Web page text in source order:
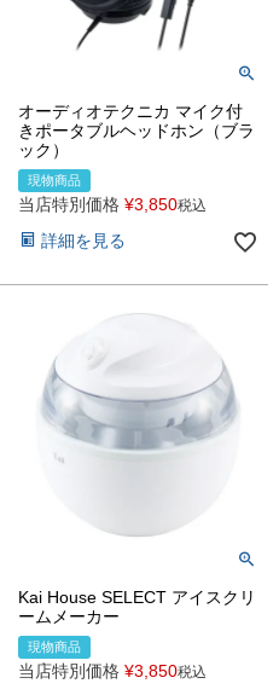
オーディオテクニカ マイク付
きポータブルヘッドホン（ブラ
ック）
現物商品
当店特別価格 ¥3,850税込
詳細を見る
Kai House SELECT アイスクリ
ームメーカー
現物商品
当店特別価格 ¥3,850税込